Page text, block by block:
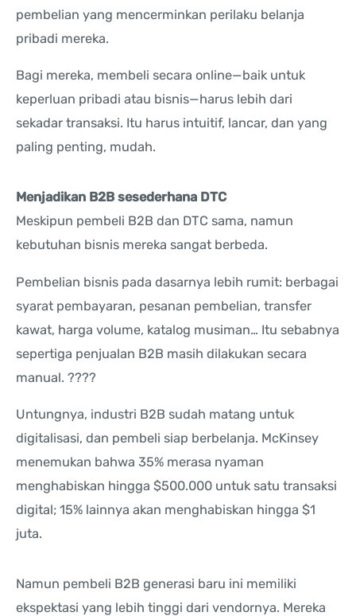
pembelian yang mencerminkan perilaku belanja
pribadi mereka.
Bagi mereka, membeli secara online—baik untuk
keperluan pribadi atau bisnis—harus lebih dari
sekadar transaksi. Itu harus intuitif, lancar, dan yang
paling penting, mudah.
Menjadikan B2B sesederhana DTC
Meskipun pembeli B2B dan DTC sama, namun
kebutuhan bisnis mereka sangat berbeda.
Pembelian bisnis pada dasarnya lebih rumit: berbagai
syarat pembayaran, pesanan pembelian, transfer
kawat, harga volume, katalog musiman… Itu sebabnya
sepertiga penjualan B2B masih dilakukan secara
manual. ????
Untungnya, industri B2B sudah matang untuk
digitalisasi, dan pembeli siap berbelanja. McKinsey
menemukan bahwa 35% merasa nyaman
menghabiskan hingga $500.000 untuk satu transaksi
digital; 15% lainnya akan menghabiskan hingga $1
juta.
Namun pembeli B2B generasi baru ini memiliki
ekspektasi yang lebih tinggi dari vendornya. Mereka